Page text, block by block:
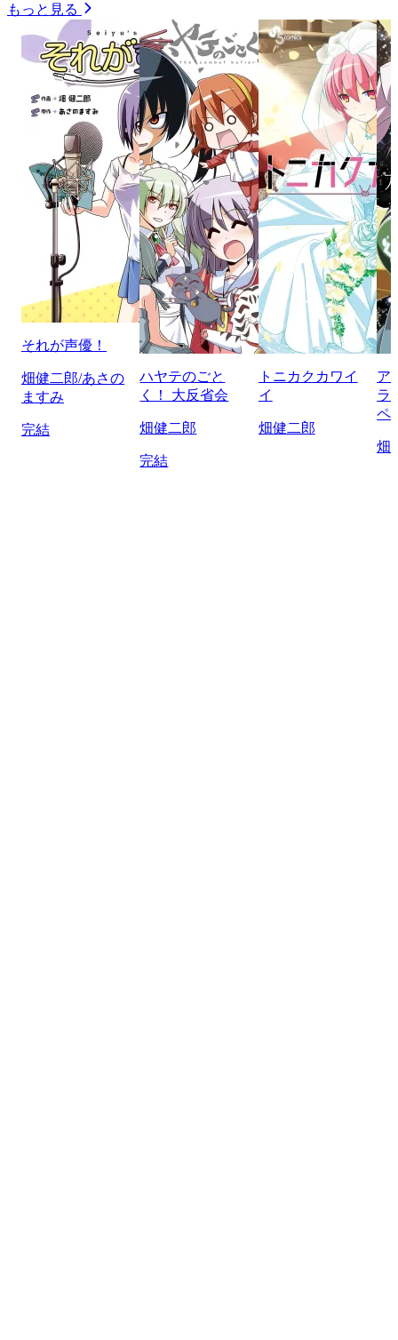
もっと見る
それが声優！
畑健二郎/あさの
ますみ
完結
ハヤテのごと
く！ 大反省会
畑健二郎
完結
トニカクカワイ
イ
畑健二郎
ア
ラ
ペ
畑